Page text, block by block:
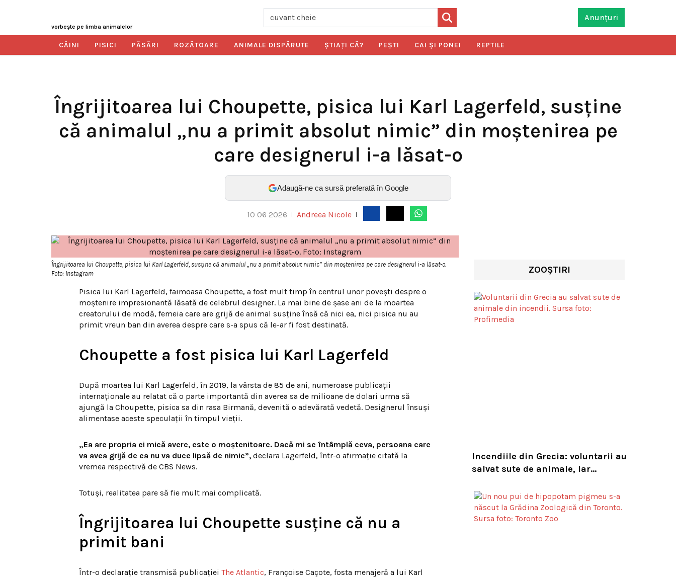
vorbeşte pe limba animalelor
Anunțuri
CÂINI PISICI PĂSĂRI ROZĂTOARE ANIMALE DISPĂRUTE ŞTIAŢI CĂ? PEŞTI CAI ŞI PONEI REPTILE
Îngrijitoarea lui Choupette, pisica lui Karl Lagerfeld, susține
că animalul „nu a primit absolut nimic” din moștenirea pe
care designerul i-a lăsat-o
Adaugă-ne ca sursă preferată în Google
10 06 2026 Andreea Nicole
Îngrijitoarea lui Choupette, pisica lui Karl Lagerfeld, susține că animalul „nu a primit absolut nimic” din moștenirea pe care designerul i-a lăsat-o.
Foto: Instagram
Pisica lui Karl Lagerfeld, faimoasa Choupette, a fost mult timp în centrul unor povești despre o
moștenire impresionantă lăsată de celebrul designer. La mai bine de șase ani de la moartea
creatorului de modă, femeia care are grijă de animal susține însă că nici ea, nici pisica nu au
primit vreun ban din averea despre care s-a spus că le-ar fi fost destinată.
Choupette a fost pisica lui Karl Lagerfeld
După moartea lui Karl Lagerfeld, în 2019, la vârsta de 85 de ani, numeroase publicații
internaționale au relatat că o parte importantă din averea sa de milioane de dolari urma să
ajungă la Choupette, pisica sa din rasa Birmană, devenită o adevărată vedetă. Designerul însuși
alimentase aceste speculații în timpul vieții.
„Ea are propria ei mică avere, este o moștenitoare. Dacă mi se întâmplă ceva, persoana care
va avea grijă de ea nu va duce lipsă de nimic”, declara Lagerfeld, într-o afirmație citată la
vremea respectivă de CBS News.
Totuși, realitatea pare să fie mult mai complicată.
Îngrijitoarea lui Choupette susține că nu a
primit bani
Într-o declarație transmisă publicației The Atlantic, Françoise Caçote, fosta menajeră a lui Karl
ZOOȘTIRI
Incendiile din Grecia: voluntarii au
salvat sute de animale, iar
de intervenție